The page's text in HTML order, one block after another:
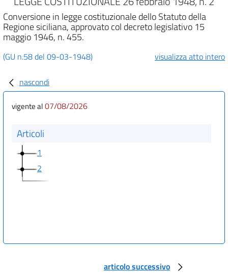
Conversione in legge costituzionale dello Statuto della
Regione siciliana, approvato col decreto legislativo 15
maggio 1946, n. 455.
(GU n.58 del 09-03-1948) visualizza atto intero
nascondi
vigente al07/08/2026
Articoli
1
2
articolo successivo